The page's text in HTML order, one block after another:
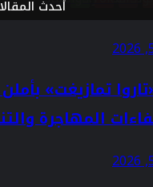
أحدث
تمازيغت»
المهاجرة